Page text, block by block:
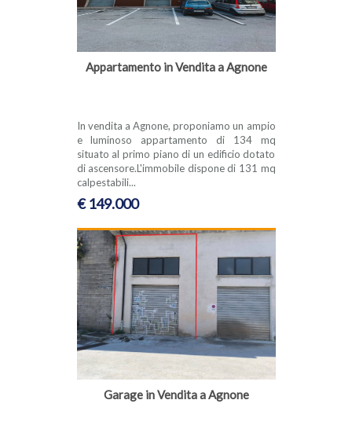
Appartamento in Vendita a Agnone
In vendita a Agnone, proponiamo un ampio
e luminoso appartamento di 134 mq
situato al primo piano di un edificio dotato
di ascensore.L'immobile dispone di 131 mq
calpestabili...
€ 149.000
Garage in Vendita a Agnone